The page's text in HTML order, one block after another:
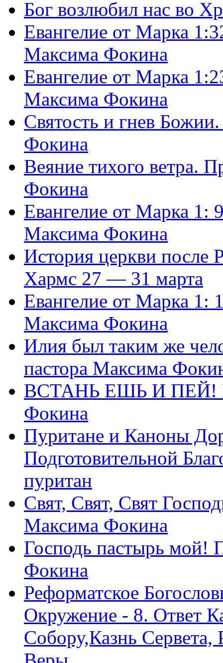
Бог возлюбил нас во
Евангелие от Марка
Максима Фокина
Евангелие от Марка
Максима Фокина
Святость и гнев
Фокина
Веяние тихого ветра.
Фокина
Евангелие от Марка 1:
Максима Фокина
История церкви
Хармс 27 — 31 марта
Евангелие от Марка 1:
Максима Фокина
Илия был таким же
пастора Максима
ВСТАНЬ ЕШЬ И ПЕЙ!
Фокина
Пуритане и Каноны
Подготовительной
пуритан
Свят, Свят, Свят
Максима Фокина
Господь пастырь мой!
Фокина
Реформатское
Окружение - 8. Ответ
Собору,Казнь Сервета,